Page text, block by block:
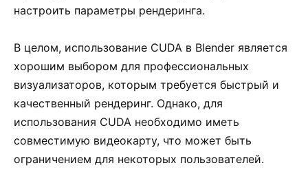
настроить параметры рендеринга.
В целом, использование CUDA в Blender является
хорошим выбором для профессиональных
визуализаторов, которым требуется быстрый и
качественный рендеринг. Однако, для
использования CUDA необходимо иметь
совместимую видеокарту, что может быть
ограничением для некоторых пользователей.